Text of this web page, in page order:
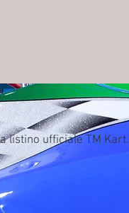
listino ufficiale TM Kart.